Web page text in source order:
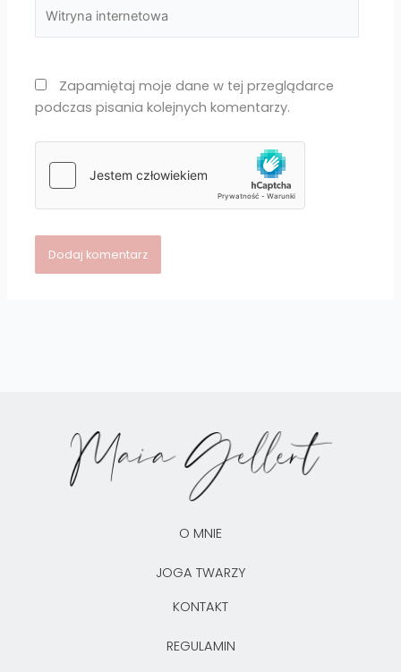
internetowa
Zapamiętaj moje dane w tej przeglądarce
podczas pisania kolejnych komentarzy.
O MNIE
JOGA TWARZY
KONTAKT
REGULAMIN